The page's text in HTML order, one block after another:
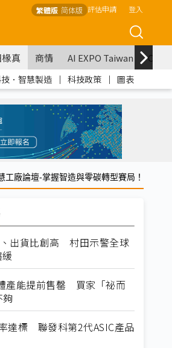
繁體版 简体版 評估申請 登入
椽真 商情 AI EXPO Taiwan
．智慧製造 ｜ 科技政策 ｜ 圖表
工廠論壇-掌握智造與零碳轉型賽局！
、出貨比創高 村田示警全球
產能提前售罄 買家「祕而
夠
達標 聯發科第2代ASIC產品